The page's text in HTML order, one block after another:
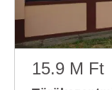
15.9 M Ft